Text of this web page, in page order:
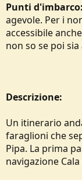
Punti d'imbarco:
agevole. Per i
accessibile
non so se poi
Descrizione:
Un itinerario
faraglioni che
Pipa. La prima
navigazione